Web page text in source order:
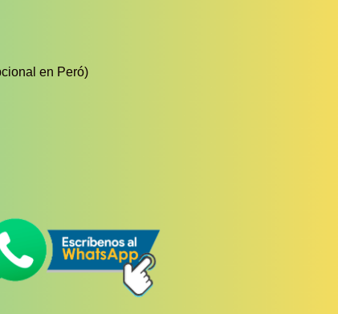
en Peró)